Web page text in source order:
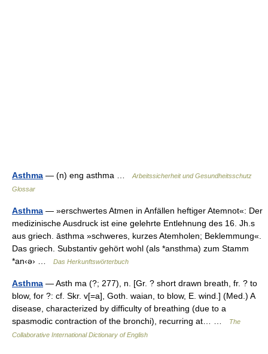
Asthma — (n) eng asthma …
Arbeitssicherheit und Gesundheitsschutz
Glossar
Asthma — »erschwertes Atmen in Anfällen heftiger Atemnot«: Der
medizinische Ausdruck ist eine gelehrte Entlehnung des 16. Jh.s
aus griech. āsthma »schweres, kurzes Atemholen; Beklemmung«.
Das griech. Substantiv gehört wohl (als *ansthma) zum Stamm
*an‹ə› …
Das Herkunftswörterbuch
Asthma — Asth ma (?; 277), n. [Gr. ? short drawn breath, fr. ? to
blow, for ?: cf. Skr. v[=a], Goth. waian, to blow, E. wind.] (Med.) A
disease, characterized by difficulty of breathing (due to a
spasmodic contraction of the bronchi), recurring at… …
The
Collaborative International Dictionary of English